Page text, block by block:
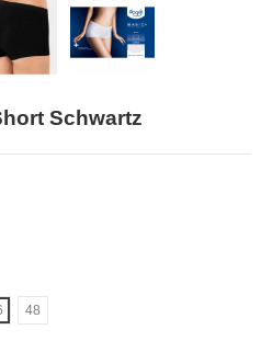
Schwartz
48